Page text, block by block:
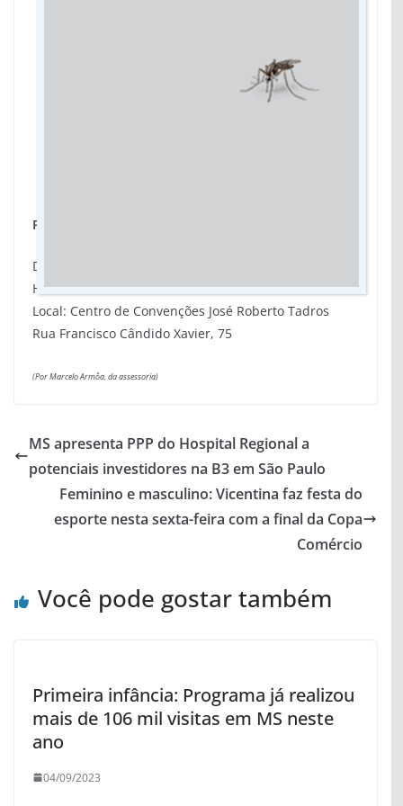
Formatura do Programa Voucher Desenvolvedor
Data: 25 de julho de 2025 (sexta-feira)
Horário: 8h
Local: Centro de Convenções José Roberto Tadros
Rua Francisco Cândido Xavier, 75
(Por Marcelo Armôa, da assessoria)
MS apresenta PPP do Hospital Regional a
potenciais investidores na B3 em São Paulo
Feminino e masculino: Vicentina faz festa do
esporte nesta sexta-feira com a final da Copa
Comércio
Você pode gostar também
Primeira infância: Programa já realizou
mais de 106 mil visitas em MS neste
ano
04/09/2023